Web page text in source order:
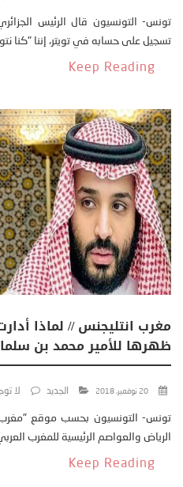
تونس- التونسيون قال الرئيس
تسجيل على حسابه في تويتر، إننا "كنا
Keep Reading
مغرب انتليجنس // لماذا
ظهرها للأمير محمد بن
20 نوفمبر، 2018 الجديد لا
تونس- التونسيون بحسب موقع "مغرب
الرياض والعواصم الرئيسية للمغرب
Keep Reading